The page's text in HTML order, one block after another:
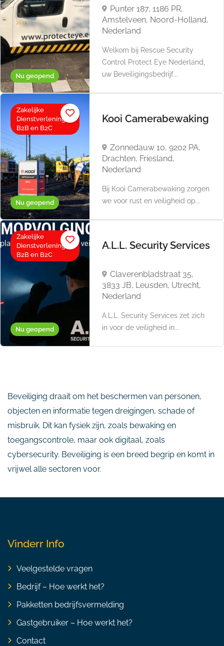
Nu geopend
Punter 187, 1186 PR,
Amstelveen, Noord-Holland,
Nederland
Welkom bij Rescue Security
Control Protect Eye Nederland,
uw Beveiligingsbedrijf...
Nu geopend
Zakelijke
Dienstverlening,
B2B en B2C
Kooi Camerabewaking
Zonnedauw 10, 9202 PA,
Drachten, Friesland,
Nederland
Bij Kooi Camerabewaking zorgen
we voor rust en veiligheid op...
Nu geopend
Zakelijke
Dienstverlening,
B2B en B2C
A.L.L. Security Services
Claverenbladstraat 35,
3833 JB, Leusden, Utrecht,
Nederland
A.L.L. Security Services zet zich
in voor de veiligheid in...
Beveiliging draait om het beschermen van personen,
objecten en informatie tegen dreigingen, schade of
misbruik. Dit kan fysiek zijn, zoals bewaking en
toegangscontrole, maar ook digitaal, zoals
cybersecurity. Beveiliging is een breed begrip en komt in
vrijwel alle sectoren voor.
Vinderr Info
Veelgestelde vragen
Bedrijf – Hoe werkt het?
Pakketten bedrijfsvermelding
Gastgebruiker – Hoe werkt het?
Contact